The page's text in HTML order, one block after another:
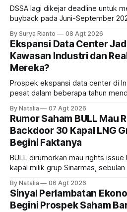
DSSA lagi dikejar deadline untuk
buyback pada Juni-September
By Surya Rianto 08 Agt 2026
Ekspansi Data Center
Kawasan Industri dan
Mereka?
Prospek ekspansi data center di
pesat dalam beberapa tahun
estate, ada siapa saja mereka?
By Natalia 07 Agt 2026
Rumor Saham BULL Mau
Backdoor 30 Kapal LNG
Begini Faktanya
BULL dirumorkan mau rights
kapal milik grup Sinarmas,
masih menarik dilirik?
By Natalia 06 Agt 2026
Sinyal Perlambatan
Begini Prospek Saham